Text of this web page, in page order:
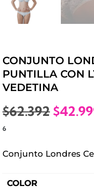
CONJUNTO
PUNTILLA CON
VEDETINA
$62.392 El
era:
$
6
Conjunto Londres
COLOR